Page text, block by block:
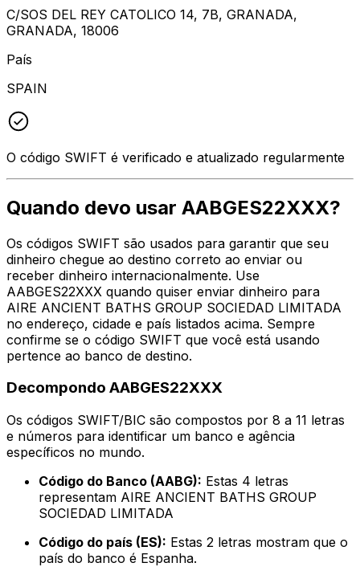
C/SOS DEL REY CATOLICO 14, 7B, GRANADA,
GRANADA, 18006
País
SPAIN
O código SWIFT é verificado e atualizado regularmente
Quando devo usar AABGES22XXX?
Os códigos SWIFT são usados para garantir que seu
dinheiro chegue ao destino correto ao enviar ou
receber dinheiro internacionalmente. Use
AABGES22XXX quando quiser enviar dinheiro para
AIRE ANCIENT BATHS GROUP SOCIEDAD LIMITADA
no endereço, cidade e país listados acima. Sempre
confirme se o código SWIFT que você está usando
pertence ao banco de destino.
Decompondo AABGES22XXX
Os códigos SWIFT/BIC são compostos por 8 a 11 letras
e números para identificar um banco e agência
específicos no mundo.
Código do Banco (AABG): Estas 4 letras
representam AIRE ANCIENT BATHS GROUP
SOCIEDAD LIMITADA
Código do país (ES): Estas 2 letras mostram que o
país do banco é Espanha.